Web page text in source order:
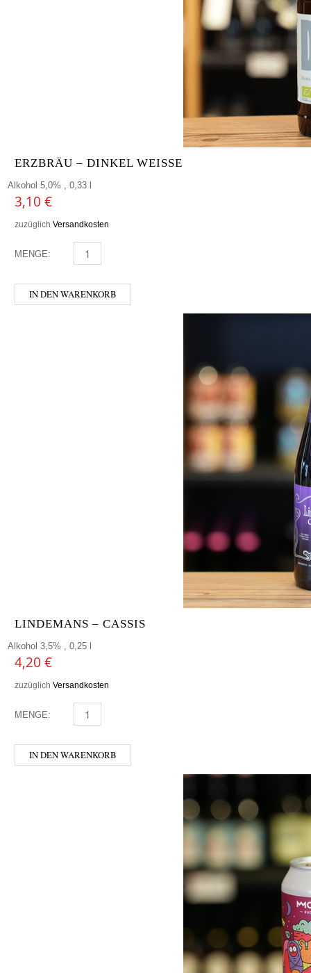
ERZBRÄU – DINKEL WEISSE
Alkohol 5,0% , 0,33 l
3,10 €
zuzüglich Versandkosten
MENGE: ERZBRÄU - DINKEL WEISSE MENGE
IN DEN WARENKORB
LINDEMANS – CASSIS
Alkohol 3,5% , 0,25 l
4,20 €
zuzüglich Versandkosten
MENGE: LINDEMANS - CASSIS MENGE
IN DEN WARENKORB